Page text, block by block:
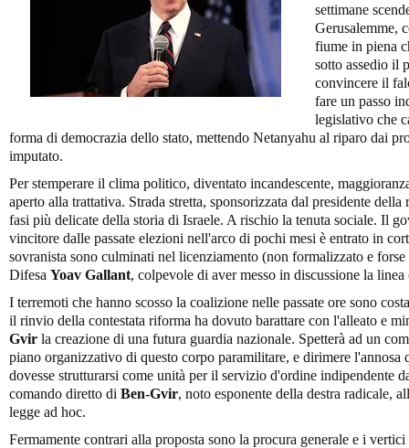
settimane
Gerusalemme,
fiume in piena
sotto assedio il
convincere il
fare un passo
legislativo che
forma di democrazia dello stato, mettendo Netanyahu al riparo dai
imputato.
Per stemperare il clima politico, diventato incandescente,
aperto alla trattativa. Strada stretta, sponsorizzata dal presidente
fasi più delicate della storia di Israele. A rischio la tenuta sociale. Il
vincitore dalle passate elezioni nell'arco di pochi mesi è entrato in
sovranista sono culminati nel licenziamento (non formalizzato e
Difesa Yoav Gallant, colpevole di aver messo in discussione la
I terremoti che hanno scosso la coalizione nelle passate ore sono
il rinvio della contestata riforma ha dovuto barattare con l'alleato e
Gvir la creazione di una futura guardia nazionale. Spetterà ad un
piano organizzativo di questo corpo paramilitare, e dirimere l'annosa
dovesse strutturarsi come unità per il servizio d'ordine indipendente
comando diretto di Ben-Gvir, noto esponente della destra radicale,
legge ad hoc.
Fermamente contrari alla proposta sono la procura generale e i